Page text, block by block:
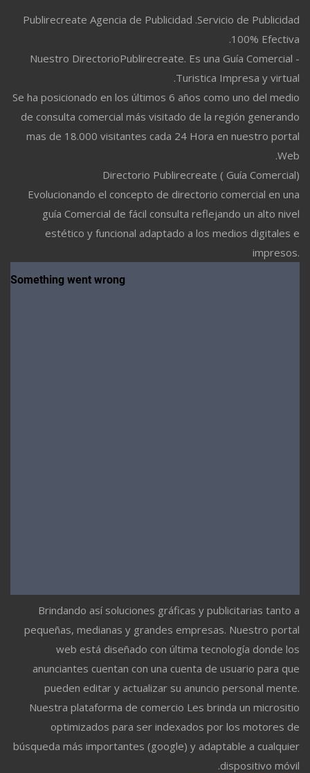
Publirecreate Agencia de Publicidad .Servicio de Publicidad
100% Efectiva.
Nuestro DirectorioPublirecreate. Es una Guía Comercial -
Turistica Impresa y virtual.
Se ha posicionado en los últimos 6 años como uno del medio
de consulta comercial más visitado de la región generando
mas de 18.000 visitantes cada 24 Hora en nuestro portal
Web.
Directorio Publirecreate ( Guía Comercial)
Evolucionando el concepto de directorio comercial en una
guía Comercial de fácil consulta reflejando un alto nivel
estético y funcional adaptado a los medios digitales e
impresos.
Brindando así soluciones gráficas y publicitarias tanto a
pequeñas, medianas y grandes empresas. Nuestro portal
web está diseñado con última tecnología donde los
anunciantes cuentan con una cuenta de usuario para que
pueden editar y actualizar su anuncio personal mente.
Nuestra plataforma de comercio Les brinda un micrositio
optimizados para ser indexados por los motores de
búsqueda más importantes (google) y adaptable a cualquier
dispositivo móvil.